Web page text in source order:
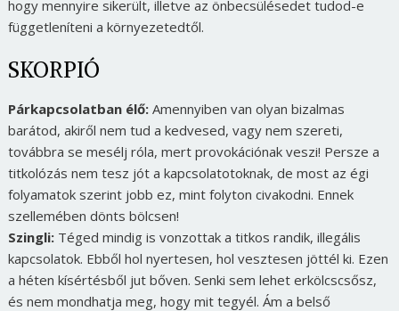
hogy mennyire sikerült, illetve az önbecsülésedet tudod-e
függetleníteni a környezetedtől.
SKORPIÓ
Párkapcsolatban élő:Amennyiben van olyan bizalmas
barátod, akiről nem tud a kedvesed, vagy nem szereti,
továbbra se mesélj róla, mert provokációnak veszi! Persze a
titkolózás nem tesz jót a kapcsolatotoknak, de most az égi
folyamatok szerint jobb ez, mint folyton civakodni. Ennek
szellemében dönts bölcsen!
Szingli:Téged mindig is vonzottak a titkos randik, illegális
kapcsolatok. Ebből hol nyertesen, hol vesztesen jöttél ki. Ezen
a héten kísértésből jut bőven. Senki sem lehet erkölcscsősz,
és nem mondhatja meg, hogy mit tegyél. Ám a belső